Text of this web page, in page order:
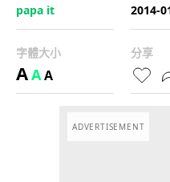
papa it
2014-
字體大小
AAA
分享
ADVERTISEMENT